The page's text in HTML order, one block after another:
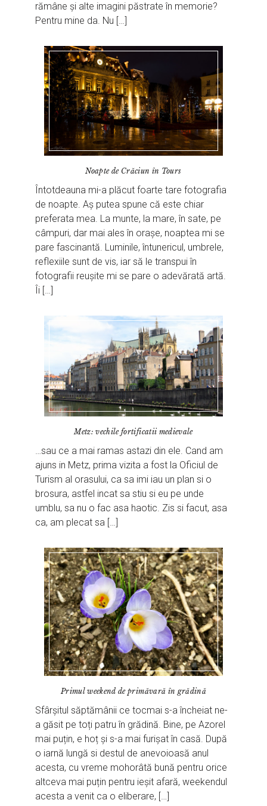
rămâne și alte imagini păstrate în memorie?
Pentru mine da. Nu […]
Noapte de Crăciun în Tours
Întotdeauna mi-a plăcut foarte tare fotografia
de noapte. Aș putea spune că este chiar
preferata mea. La munte, la mare, în sate, pe
câmpuri, dar mai ales în orașe, noaptea mi se
pare fascinantă. Luminile, întunericul, umbrele,
reflexiile sunt de vis, iar să le transpui în
fotografii reușite mi se pare o adevărată artă.
Îi […]
Metz: vechile fortificatii medievale
…sau ce a mai ramas astazi din ele. Cand am
ajuns in Metz, prima vizita a fost la Oficiul de
Turism al orasului, ca sa imi iau un plan si o
brosura, astfel incat sa stiu si eu pe unde
umblu, sa nu o fac asa haotic. Zis si facut, asa
ca, am plecat sa […]
Primul weekend de primăvară în grădină
Sfârșitul săptămânii ce tocmai s-a încheiat ne-
a găsit pe toți patru în grădină. Bine, pe Azorel
mai puțin, e hoț și s-a mai furișat în casă. După
o iarnă lungă si destul de anevoioasă anul
acesta, cu vreme mohorâtă bună pentru orice
altceva mai puțin pentru ieșit afară, weekendul
acesta a venit ca o eliberare, […]